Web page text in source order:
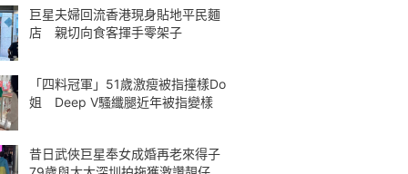
巨星夫婦回流香港現身貼地平民麵
店 親切向食客揮手零架子
「四料冠軍」51歲激瘦被指撞樣Do
姐 Deep V騷纖腿近年被指變樣
昔日武俠巨星奉女成婚再老來得子